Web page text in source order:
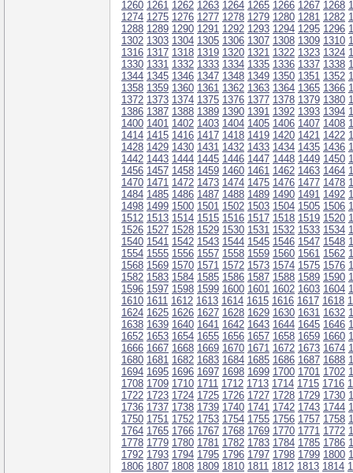
1260 1261 1262 1263 1264 1265 1266 1267 1268
1274 1275 1276 1277 1278 1279 1280 1281 1282
1288 1289 1290 1291 1292 1293 1294 1295 1296
1302 1303 1304 1305 1306 1307 1308 1309 1310
1316 1317 1318 1319 1320 1321 1322 1323 1324
1330 1331 1332 1333 1334 1335 1336 1337 1338
1344 1345 1346 1347 1348 1349 1350 1351 1352
1358 1359 1360 1361 1362 1363 1364 1365 1366
1372 1373 1374 1375 1376 1377 1378 1379 1380
1386 1387 1388 1389 1390 1391 1392 1393 1394
1400 1401 1402 1403 1404 1405 1406 1407 1408
1414 1415 1416 1417 1418 1419 1420 1421 1422
1428 1429 1430 1431 1432 1433 1434 1435 1436
1442 1443 1444 1445 1446 1447 1448 1449 1450
1456 1457 1458 1459 1460 1461 1462 1463 1464
1470 1471 1472 1473 1474 1475 1476 1477 1478
1484 1485 1486 1487 1488 1489 1490 1491 1492
1498 1499 1500 1501 1502 1503 1504 1505 1506
1512 1513 1514 1515 1516 1517 1518 1519 1520
1526 1527 1528 1529 1530 1531 1532 1533 1534
1540 1541 1542 1543 1544 1545 1546 1547 1548
1554 1555 1556 1557 1558 1559 1560 1561 1562
1568 1569 1570 1571 1572 1573 1574 1575 1576
1582 1583 1584 1585 1586 1587 1588 1589 1590
1596 1597 1598 1599 1600 1601 1602 1603 1604
1610 1611 1612 1613 1614 1615 1616 1617 1618
1624 1625 1626 1627 1628 1629 1630 1631 1632
1638 1639 1640 1641 1642 1643 1644 1645 1646
1652 1653 1654 1655 1656 1657 1658 1659 1660
1666 1667 1668 1669 1670 1671 1672 1673 1674
1680 1681 1682 1683 1684 1685 1686 1687 1688
1694 1695 1696 1697 1698 1699 1700 1701 1702
1708 1709 1710 1711 1712 1713 1714 1715 1716
1722 1723 1724 1725 1726 1727 1728 1729 1730
1736 1737 1738 1739 1740 1741 1742 1743 1744
1750 1751 1752 1753 1754 1755 1756 1757 1758
1764 1765 1766 1767 1768 1769 1770 1771 1772
1778 1779 1780 1781 1782 1783 1784 1785 1786
1792 1793 1794 1795 1796 1797 1798 1799 1800
1806 1807 1808 1809 1810 1811 1812 1813 1814